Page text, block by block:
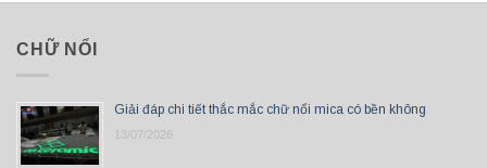
CHỮ NỔI
Giải đáp chi tiết thắc mắc chữ nổi mica có bền không
13/07/2026